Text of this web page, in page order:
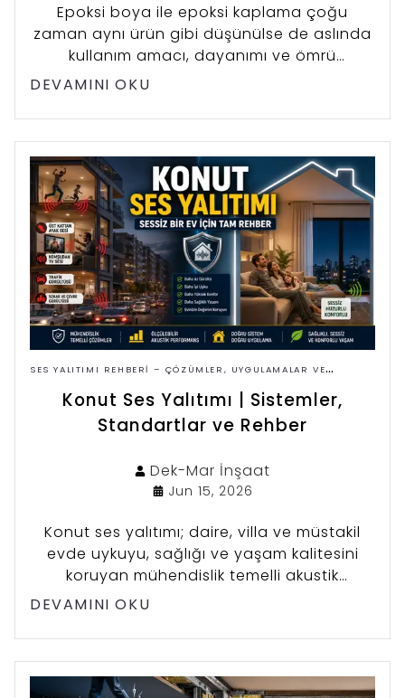
Epoksi boya ile epoksi kaplama çoğu
zaman aynı ürün gibi düşünülse de aslında
kullanım amacı, dayanımı ve ömrü
tamamen farklıdır. Bu rehberde 2026 güncel
boyanın, hangi zemin için epoksi
kaplamanın doğru tercih olduğunu detaylı
olarak öğrenebilirsiniz.
DEVAMINI OKU
SES YALITIMI REHBERI – ÇÖZÜMLER, UYGULAMALAR VE
FIYATLARKonut Ses Yalıtımı | Sistemler,
Standartlar ve Rehber
Dek-Mar İnşaat
Jun 15, 2026
Konut ses yalıtımı; daire, villa ve müstakil
evde uykuyu, sağlığı ve yaşam kalitesini
koruyan mühendislik temelli akustik
çözümler bütünüdür.
DEVAMINI OKU